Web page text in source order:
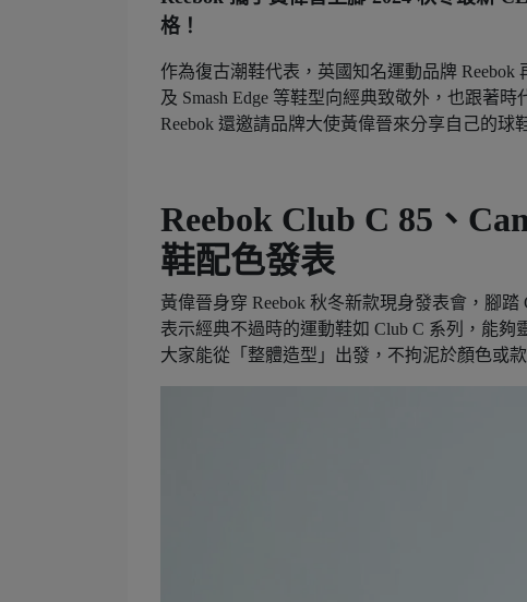
格！
作為復古潮鞋代表，英國知名運動品牌
及 Smash Edge 等鞋型向經典致敬外，也跟著
Reebok 還邀請品牌大使黃偉晉來分享自己的
Reebok Club C 85、
鞋配色發表
黃偉晉身穿 Reebok 秋冬新款現身發表會，腳
表示經典不過時的運動鞋如 Club C 系列，能
大家能從「整體造型」出發，不拘泥於顏色或款